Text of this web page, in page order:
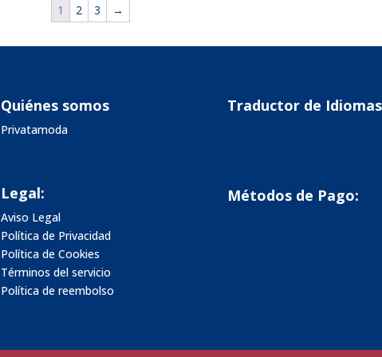
1 2 3 →
Quiénes somos
Privatamoda
Legal:
Aviso Legal
Política de Privacidad
Política de Cookies
Términos del servicio
Política de reembolso
Traductor de
Métodos de Pago: